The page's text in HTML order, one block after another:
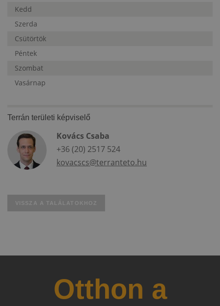
Kedd
Szerda
Csütörtök
Péntek
Szombat
Vasárnap
Terrán területi képviselő
Kovács Csaba
+36 (20) 2517 524
kovacscs@terranteto.hu
VISSZA A TALÁLATOKHOZ
Otthon a